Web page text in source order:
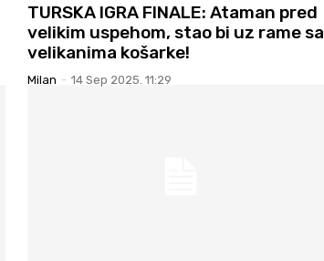
TURSKA IGRA FINALE: Ataman pred
velikim uspehom, stao bi uz rame sa
velikanima košarke!
Milan - 14 Sep 2025. 11:29